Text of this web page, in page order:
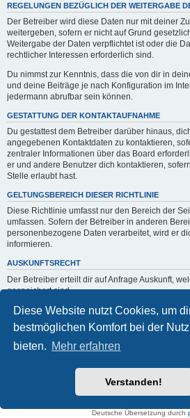
Diese Website nutzt Cookies, um
bestmöglichen Komfort bei der
bieten. Mehr erfahren
Verstanden!
REGELUNGEN BEZÜGLICH DER WEITERGABE
Der Betreiber wird diese Daten nur mit deiner
weitergeben, sofern er nicht auf Grund
Weitergabe der Daten verpflichtet ist oder die
rechtlicher Interessen erforderlich sind.
Du nimmst zur Kenntnis, dass die von dir in
und deine Beiträge je nach Konfiguration im
jedermann abrufbar sein können.
GESTATTUNG DER KONTAKTAUFNAHME
Du gestattest dem Betreiber darüber hinaus,
angegebenen Kontaktdaten zu kontaktieren,
zentraler Informationen über das Board
er und andere Benutzer dich kontaktieren,
Stelle erlaubt hast.
GELTUNGSBEREICH DIESER RICHTLINIE
Diese Richtlinie umfasst nur den Bereich der
umfassen. Sofern der Betreiber in anderen
personenbezogene Daten verarbeitet, wird er
informieren.
AUSKUNFTSRECHT
Der Betreiber erteilt dir auf Anfrage Auskunft,
gespeichert sind.
Du kannst jederzeit die Löschung bzw.
Kontaktiere hierzu bitte den Betreiber.
Zurück zur Anmeldemaske
Deutsche Übersetzung durch